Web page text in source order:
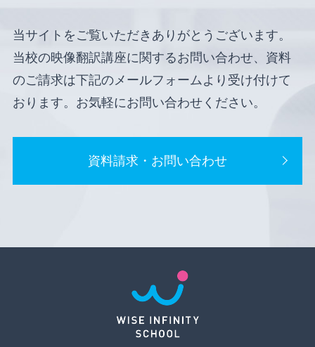
当サイトをご覧いただきありがとうございます。
当校の映像翻訳講座に関するお問い合わせ、資料
のご請求は下記のメールフォームより受け付けて
おります。お気軽にお問い合わせください。
資料請求・お問い合わせ